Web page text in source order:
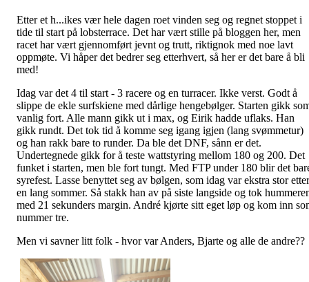
Etter et h...ikes vær hele dagen roet vinden seg og regnet stoppet i
tide til start på lobsterrace. Det har vært stille på bloggen her, men
racet har vært gjennomført jevnt og trutt, riktignok med noe lavt
oppmøte. Vi håper det bedrer seg etterhvert, så her er det bare å bli
med!
Idag var det 4 til start - 3 racere og en turracer. Ikke verst. Godt å
slippe de ekle surfskiene med dårlige hengebølger. Starten gikk
vanlig fort. Alle mann gikk ut i max, og Eirik hadde uflaks. Han
gikk rundt. Det tok tid å komme seg igang igjen (lang svømmetur)
og han rakk bare to runder. Da ble det DNF, sånn er det.
Undertegnede gikk for å teste wattstyring mellom 180 og 200. Det
funket i starten, men ble fort tungt. Med FTP under 180 blir det
syrefest. Lasse benyttet seg av bølgen, som idag var ekstra stor etter
en lang sommer. Så stakk han av på siste langside og tok
med 21 sekunders margin. André kjørte sitt eget løp og kom inn
nummer tre.
Men vi savner litt folk - hvor var Anders, Bjarte og alle de andre??